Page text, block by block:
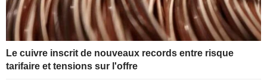
Le cuivre inscrit de nouveaux records entre risque
tarifaire et tensions sur l'offre